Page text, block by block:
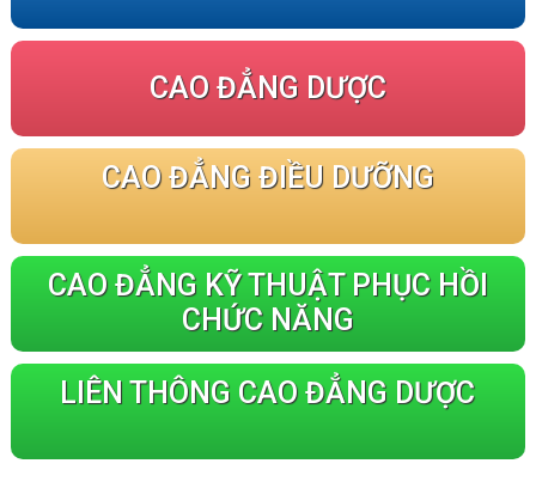
CAO ĐẲNG DƯỢC
CAO ĐẲNG ĐIỀU DƯỠNG
CAO ĐẲNG KỸ THUẬT PHỤC HỒI
CHỨC NĂNG
LIÊN THÔNG CAO ĐẲNG DƯỢC